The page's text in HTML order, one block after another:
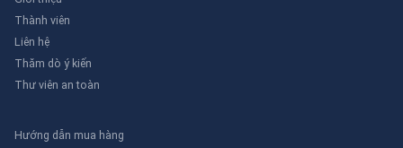
Thành viên
Liên hệ
Thăm dò ý kiến
Thư viên an toàn
Hướng dẫn mua hàng